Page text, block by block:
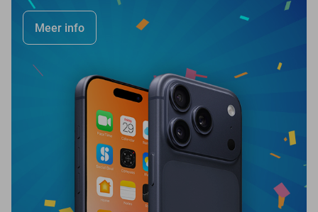
Meer info